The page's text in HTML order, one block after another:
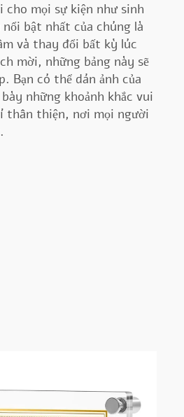
mọi sự kiện như sinh
bật nhất của chúng là
và thay đổi bất kỳ lúc
mời, những bảng này sẽ
Bạn có thể dán ảnh của
những khoảnh khắc vui
thân thiện, nơi mọi người